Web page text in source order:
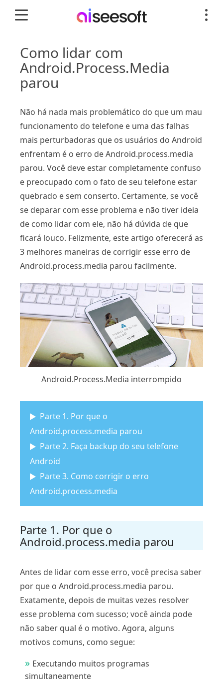
Como lidar com
Android.Process.Media
parou
Não há nada mais problemático do que um mau
funcionamento do telefone e uma das falhas
mais perturbadoras que os usuários do Android
enfrentam é o erro de Android.process.media
parou. Você deve estar completamente confuso
e preocupado com o fato de seu telefone estar
quebrado e sem conserto. Certamente, se você
se deparar com esse problema e não tiver ideia
de como lidar com ele, não há dúvida de que
ficará louco. Felizmente, este artigo oferecerá as
3 melhores maneiras de corrigir esse erro de
Android.process.media parou facilmente.
Android.Process.Media interrompido
Parte 1. Por que o
Android.process.media parou
Parte 2. Faça backup do seu telefone
Android
Parte 3. Como corrigir o erro
Android.process.media
Parte 1. Por que o
Android.process.media parou
Antes de lidar com esse erro, você precisa saber
por que o Android.process.media parou.
Exatamente, depois de muitas vezes resolver
esse problema com sucesso; você ainda pode
não saber qual é o motivo. Agora, alguns
motivos comuns, como segue:
Executando muitos programas
simultaneamente